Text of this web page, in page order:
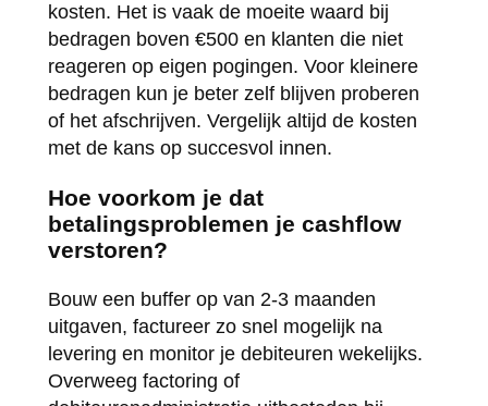
kosten. Het is vaak de moeite waard bij
bedragen boven €500 en klanten die niet
reageren op eigen pogingen. Voor kleinere
bedragen kun je beter zelf blijven proberen
of het afschrijven. Vergelijk altijd de kosten
met de kans op succesvol innen.
Hoe voorkom je dat
betalingsproblemen je cashflow
verstoren?
Bouw een buffer op van 2-3 maanden
uitgaven, factureer zo snel mogelijk na
levering en monitor je debiteuren wekelijks.
Overweeg factoring of